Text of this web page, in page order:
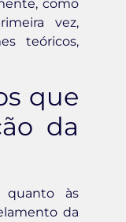
como
vez,
teóricos,
que
da
quanto às
da